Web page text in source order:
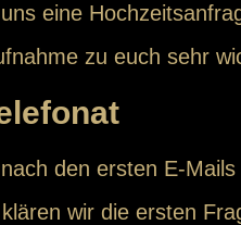
eine
zu euch sehr
den ersten E-
wir die ersten